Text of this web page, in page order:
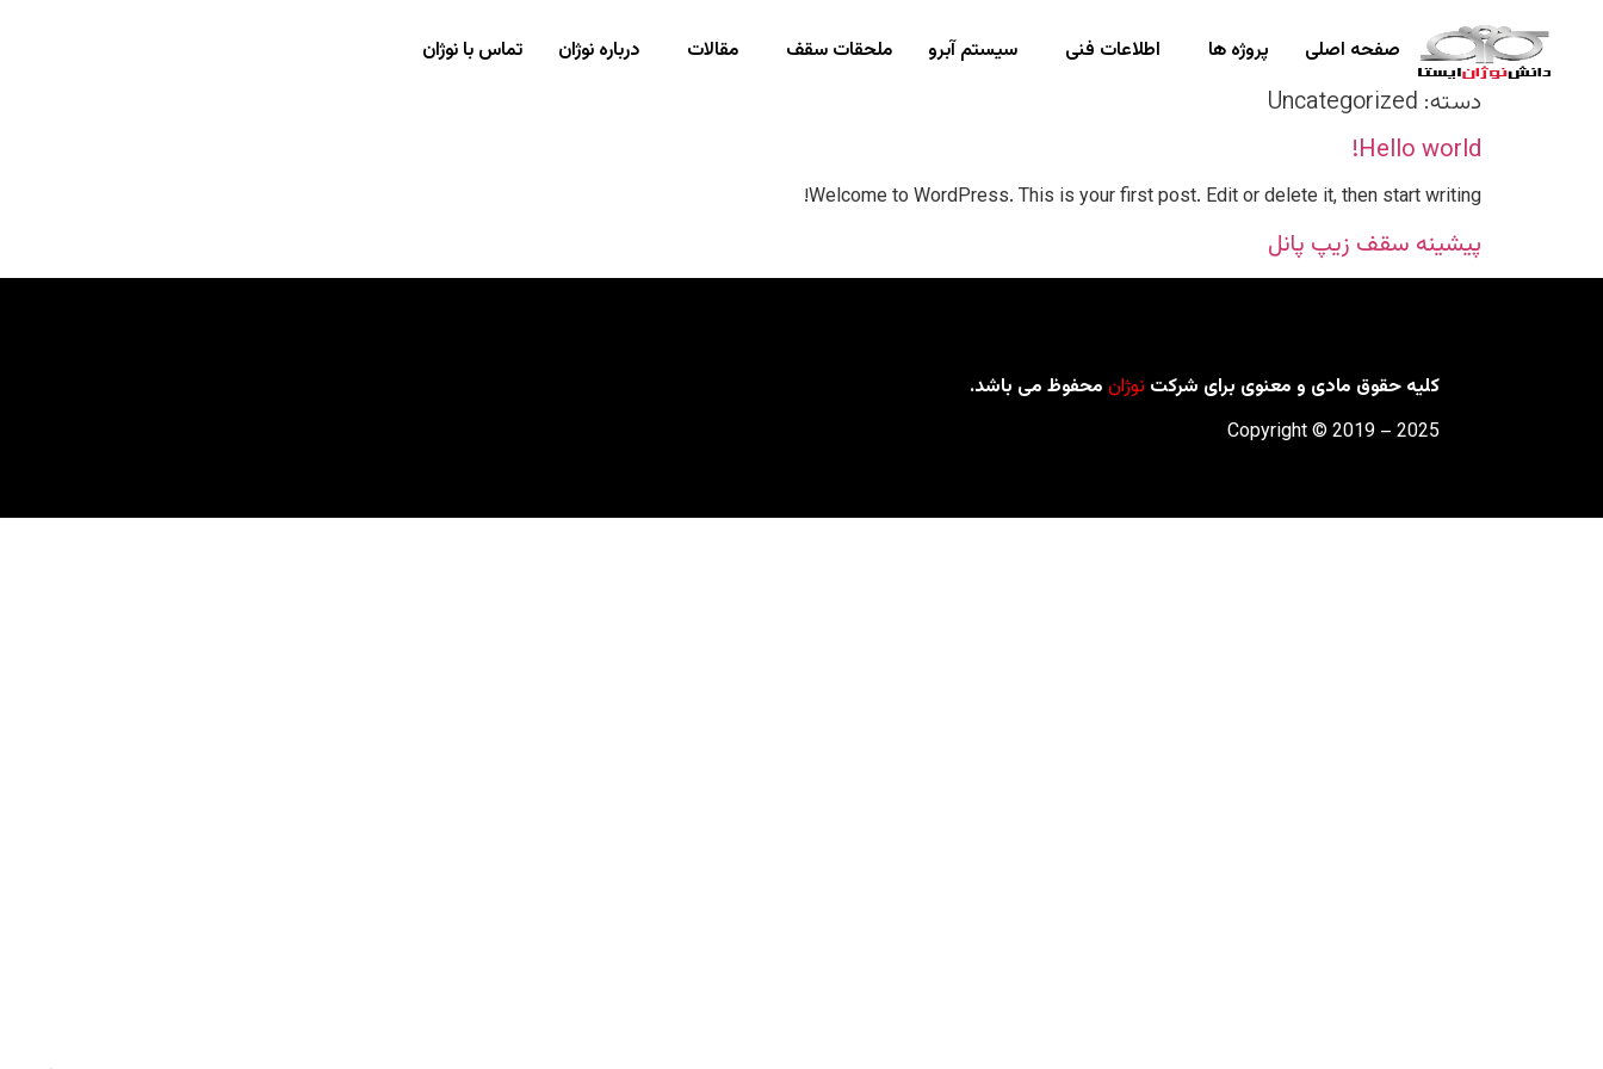
صفحه اصلی پروژه ها اطلاعات فنی سیستم آبرو ملحقات سقف مقالات درباره نوژان تماس با نوژان
دسته: Uncategorized
Hello world!
Welcome to WordPress. This is your first post. Edit or delete it, then start writing!
پیشینه سقف زیپ پانل
کلیه حقوق مادی و معنوی برای شرکت نوژان محفوظ می باشد.
2025 – Copyright © 2019